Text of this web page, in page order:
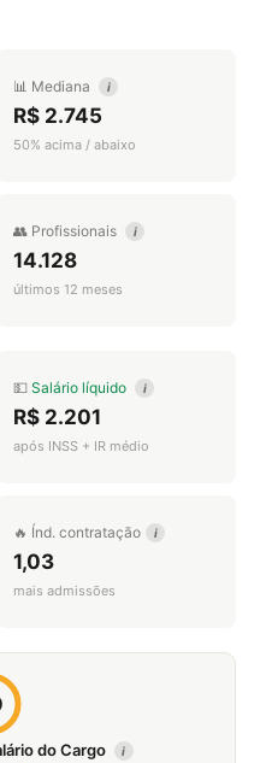
📊 Mediana i
R$ 2.745
50% acima / abaixo
👥 Profissionais i
14.128
últimos 12 meses
💵 Salário líquido i
R$ 2.201
após INSS + IR médio
🔥 Índ. contratação i
1,03
mais admissões
do Cargo i